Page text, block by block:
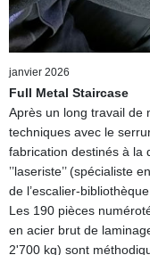
janvier 2026
Full Metal Staircase
Après un long travail de
techniques avec le
fabrication destinés à la
’’laseriste’’
de l’escalier-
Les 190 pièces
en acier brut de
2'700 kg) sont